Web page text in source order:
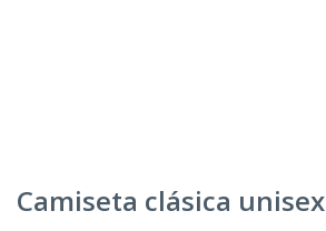
Camiseta clásica unisex